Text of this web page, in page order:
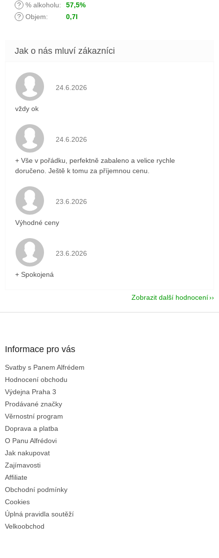
? % alkoholu:
57,5%
? Objem: 0,7l
Hodnocení obchodu je 5 z 5 hvězdiček.
24.6.2026
vždy ok
Hodnocení obchodu je 5 z 5 hvězdiček.
24.6.2026
+ Vše v pořádku, perfektně zabaleno a velice rychle
doručeno. Ještě k tomu za příjemnou cenu.
Hodnocení obchodu je 5 z 5 hvězdiček.
23.6.2026
Výhodné ceny
Hodnocení obchodu je 5 z 5 hvězdiček.
23.6.2026
+ Spokojená
Zobrazit další hodnocení
Informace pro vás
Svatby s Panem Alfrédem
Hodnocení obchodu
Výdejna Praha 3
Prodávané značky
Věrnostní program
Doprava a platba
O Panu Alfrédovi
Jak nakupovat
Zajímavosti
Affiliate
Obchodní podmínky
Cookies
Úplná pravidla soutěží
Velkoobchod